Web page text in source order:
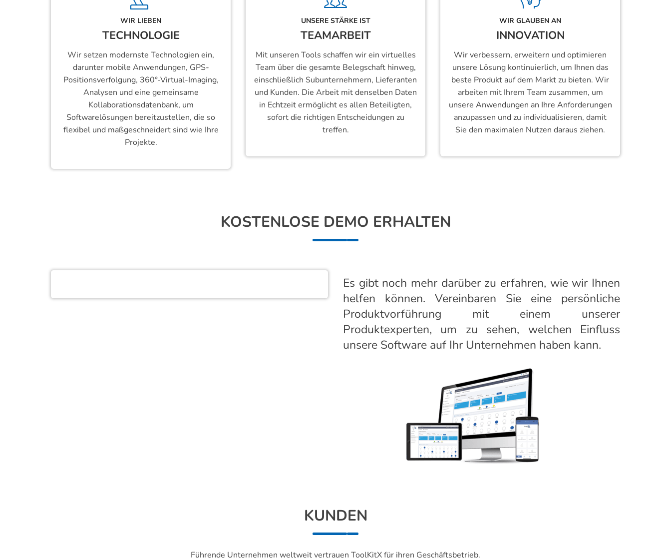
WIR LIEBEN
TECHNOLOGIE
Wir setzen modernste Technologien ein,
darunter mobile Anwendungen, GPS-
Positionsverfolgung, 360°-Virtual-Imaging,
Analysen und eine gemeinsame
Kollaborationsdatenbank, um
Softwarelösungen bereitzustellen, die so
flexibel und maßgeschneidert sind wie Ihre
Projekte.
UNSERE STÄRKE IST
TEAMARBEIT
Mit unseren Tools schaffen wir ein virtuelles
Team über die gesamte Belegschaft hinweg,
einschließlich Subunternehmern, Lieferanten
und Kunden. Die Arbeit mit denselben Daten
in Echtzeit ermöglicht es allen Beteiligten,
sofort die richtigen Entscheidungen zu
treffen.
WIR GLAUBEN AN
INNOVATION
Wir verbessern, erweitern und optimieren
unsere Lösung kontinuierlich, um Ihnen das
beste Produkt auf dem Markt zu bieten. Wir
arbeiten mit Ihrem Team zusammen, um
unsere Anwendungen an Ihre Anforderungen
anzupassen und zu individualisieren, damit
Sie den maximalen Nutzen daraus ziehen.
KOSTENLOSE DEMO ERHALTEN
Es gibt noch mehr darüber zu erfahren, wie wir Ihnen
helfen können. Vereinbaren Sie eine persönliche
Produktvorführung mit einem unserer
Produktexperten, um zu sehen, welchen Einfluss
unsere Software auf Ihr Unternehmen haben kann.
KUNDEN
Führende Unternehmen weltweit vertrauen ToolKitX für ihren Geschäftsbetrieb.